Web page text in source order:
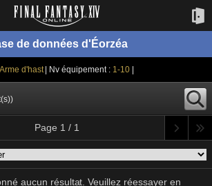
de données d'Éorzéa
d'hast | Nv équipement : 1-10
Page 1 / 1
aucun résultat. Veuillez réessayer en